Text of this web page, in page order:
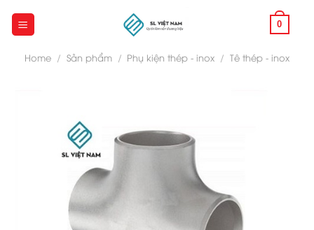
0
Home / Sản phẩm / Phụ kiện thép - inox / Tê thép - inox